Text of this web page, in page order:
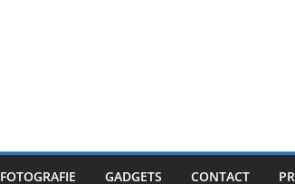
FOTOGRAFIE GADGETS CONTACT